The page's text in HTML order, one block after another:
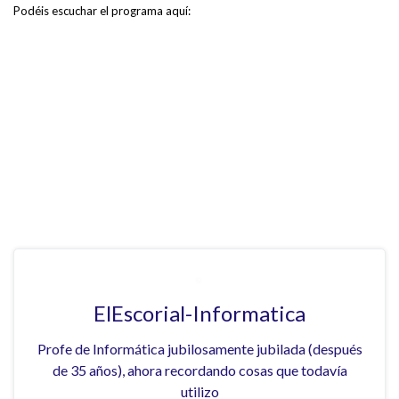
Podéis escuchar el programa aquí:
ElEscorial-Informatica
Profe de Informática jubilosamente jubilada (después
de 35 años), ahora recordando cosas que todavía
utilizo